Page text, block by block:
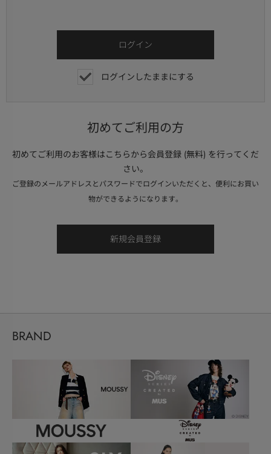
ログインしたままにする
初めてご利用の方
初めてご利用のお客様はこちらから会員登録 (無料) を行ってくだ
さい。
ご登録のメールアドレスとパスワードでログインいただくと、便利にお買い
物ができるようになります。
BRAND